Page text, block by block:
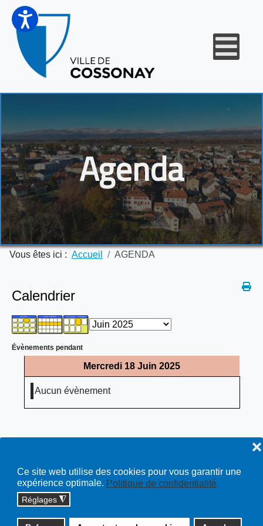
Ce site web utilise des cookies pour vous garantir une
expérience optimale. Politique de confidentialité
Réglages ◮
❌
Agenda
Vous êtes ici : Accueil AGENDA
Calendrier
Évènements pendant
Mercredi 18 Juin 2025
Aucun évènement
Copyright © 2026 cossonay.ch - tous droits réservés | site :